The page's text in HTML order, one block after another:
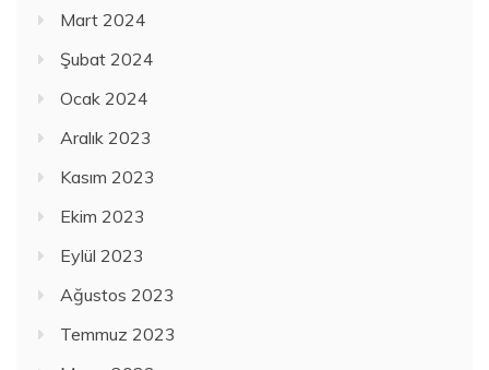
Mart 2024
Şubat 2024
Ocak 2024
Aralık 2023
Kasım 2023
Ekim 2023
Eylül 2023
Ağustos 2023
Temmuz 2023